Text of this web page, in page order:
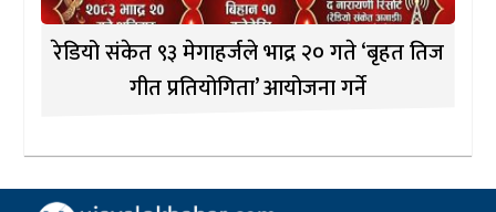
रेडियो संकेत ९३ मेगाहर्जले भाद्र २० गते ‘बृहत तिज
गीत प्रतियोगिता’ आयोजना गर्ने